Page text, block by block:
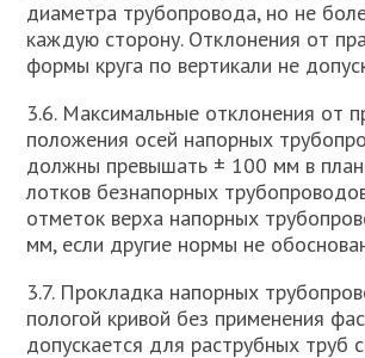
диаметра трубопровода, но не
каждую сторону. Отклонения от
формы круга по вертикали не
3.6. Максимальные отклонения от
положения осей напорных
должны превышать ± 100 мм в
лотков безнапорных
отметок верха напорных
мм, если другие нормы не
3.7. Прокладка напорных
пологой кривой без применения
допускается для раструбных труб